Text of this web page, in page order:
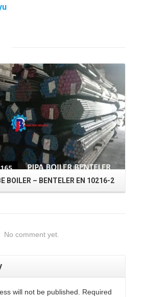
BOILER – BENTELER EN 10216-2
No comment yet.
will not be published. Required